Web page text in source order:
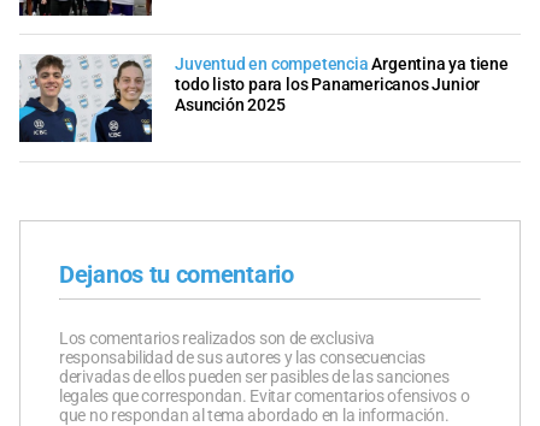
Juventud en competencia Argentina ya tiene
todo listo para los Panamericanos Junior
Asunción 2025
Dejanos tu comentario
Los comentarios realizados son de exclusiva
responsabilidad de sus autores y las consecuencias
derivadas de ellos pueden ser pasibles de las sanciones
legales que correspondan. Evitar comentarios ofensivos o
que no respondan al tema abordado en la información.